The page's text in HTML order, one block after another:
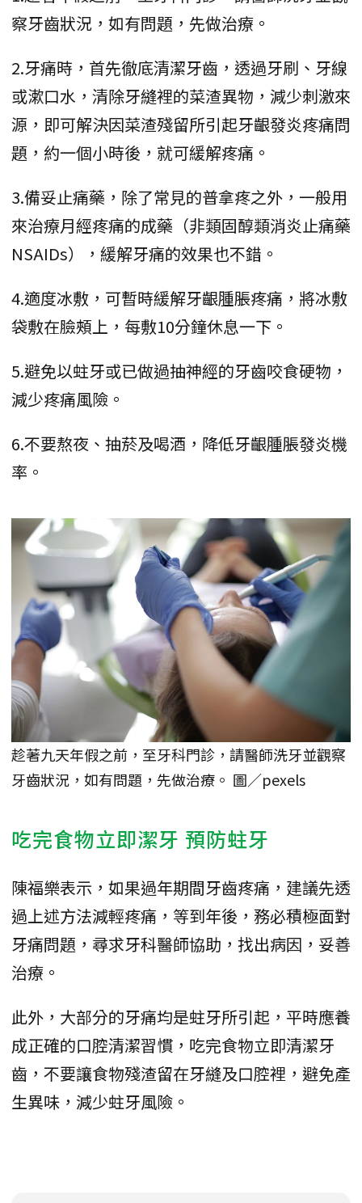
察牙齒狀況，如有問題，先做治療。
2.牙痛時，首先徹底清潔牙齒，透過牙刷、牙線
或漱口水，清除牙縫裡的菜渣異物，減少刺激來
源，即可解決因菜渣殘留所引起牙齦發炎疼痛問
題，約一個小時後，就可緩解疼痛。
3.備妥止痛藥，除了常見的普拿疼之外，一般用
來治療月經疼痛的成藥（非類固醇類消炎止痛藥
NSAIDs），緩解牙痛的效果也不錯。
4.適度冰敷，可暫時緩解牙齦腫脹疼痛，將冰敷
袋敷在臉頰上，每敷10分鐘休息一下。
5.避免以蛀牙或已做過抽神經的牙齒咬食硬物，
減少疼痛風險。
6.不要熬夜、抽菸及喝酒，降低牙齦腫脹發炎機
率。
趁著九天年假之前，至牙科門診，請醫師洗牙並觀察
牙齒狀況，如有問題，先做治療。 圖／pexels
吃完食物立即潔牙 預防蛀牙
陳福樂表示，如果過年期間牙齒疼痛，建議先透
過上述方法減輕疼痛，等到年後，務必積極面對
牙痛問題，尋求牙科醫師協助，找出病因，妥善
治療。
此外，大部分的牙痛均是蛀牙所引起，平時應養
成正確的口腔清潔習慣，吃完食物立即清潔牙
齒，不要讓食物殘渣留在牙縫及口腔裡，避免產
生異味，減少蛀牙風險。